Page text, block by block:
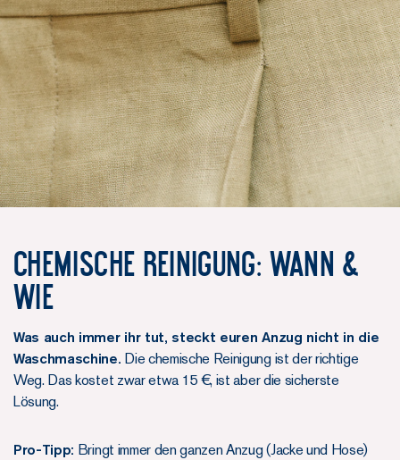
Chemische Reinigung: Wann &
wie
Was auch immer ihr tut, steckt euren Anzug nicht in die
Waschmaschine. Die chemische Reinigung ist der richtige
Weg. Das kostet zwar etwa 15 €, ist aber die sicherste
Lösung.
Pro-Tipp: Bringt immer den ganzen Anzug (Jacke und Hose)